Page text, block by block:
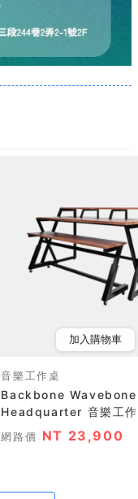
加入購物車
音樂工作桌
Backbone Wavebone
Headquarter 音樂工
網路價 NT 23,900